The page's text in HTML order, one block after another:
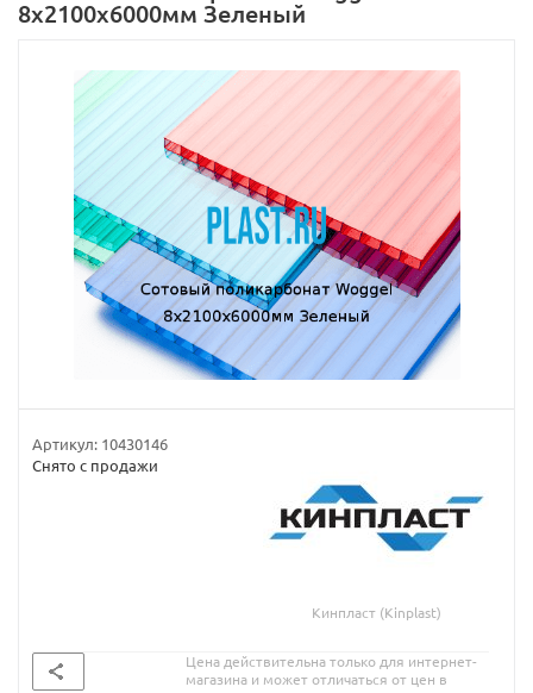
8х2100х6000мм Зеленый
Артикул: 10430146
Снято с продажи
Кинпласт (Kinplast)
Цена действительна только для интернет-
магазина и может отличаться от цен в